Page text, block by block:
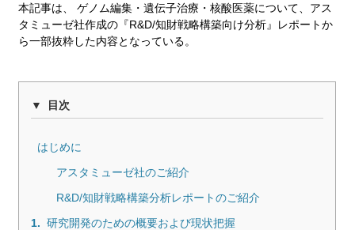
本記事は、 ゲノム編集・遺伝子治療・核酸医薬について、アス
タミューゼ社作成の『R&D/知財戦略構築向け分析』レポートか
ら一部抜粋した内容となっている。
目次
はじめに
アスタミューゼ社のご紹介
R&D/知財戦略構築分析レポートのご紹介
1. 研究開発のための概要および現状把握